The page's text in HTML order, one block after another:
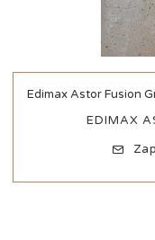
Edimax Astor Fusion
EDIMAX